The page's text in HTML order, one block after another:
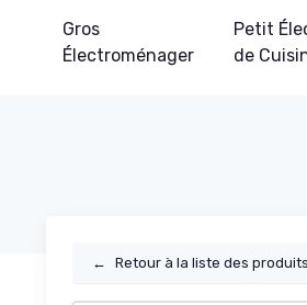
Gros
Électroménager
Petit
de
← Retour à la liste des produits